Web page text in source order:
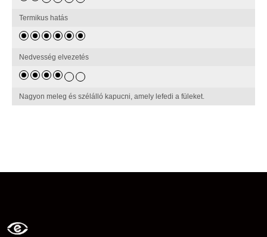
Termikus hatás
Nedvesség elvezetés
Nagyon meleg és szélálló kapucni, amely lefedi a füleket.